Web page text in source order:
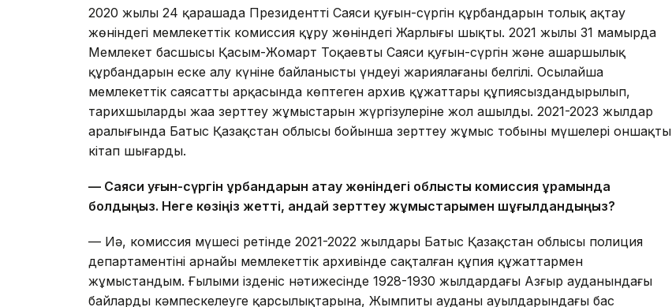
2020 жылы 24 қарашада Президенттің Саяси қуғын-сүргін құрбандарын толық ақтау
жөніндегі мемлекеттік комиссия құру жөніндегі Жарлығы шықты. 2021 жылы 31 мамырда
Мемлекет басшысы Қасым-Жомарт Тоқаевтың Саяси қуғын-сүргін және ашаршылық
құрбандарын еске алу күніне байланысты үндеуі жариялағаны белгілі. Осылайша
мемлекеттік саясаттың арқасында көптеген архив құжаттары құпиясыздандырылып,
тарихшылардың жаңа зерттеу жұмыстарын жүргізулеріне жол ашылды. 2021-2023 жылдар
аралығында Батыс Қазақстан облысы бойынша зерттеу жұмыс тобының мүшелері оншақты
кітап шығарды.
— Саяси қуғын-сүргін құрбандарын ақтау жөніндегі облыстық комиссия құрамында
болдыңыз. Неге көзіңіз жетті, қандай зерттеу жұмыстарымен шұғылдандыңыз?
— Иә, комиссия мүшесі ретінде 2021-2022 жылдары Батыс Қазақстан облысы полиция
департаментінің арнайы мемлекеттік архивінде сақталған құпия құжаттармен
жұмыстандым. Ғылыми ізденіс нәтижесінде 1928-1930 жылдардағы Азғыр ауданындағы
байлардың кәмпескелеуге қарсылықтарына, Жымпиты ауданы ауылдарындағы бас